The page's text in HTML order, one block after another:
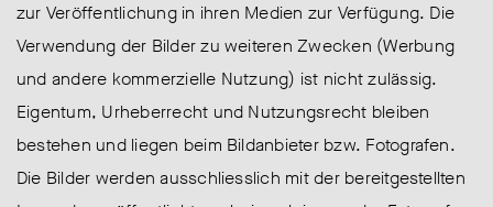
zur Veröffentlichung in ihren Medien zur Verfügung. Die
Verwendung der Bilder zu weiteren Zwecken (Werbung
und andere kommerzielle Nutzung) ist nicht zulässig.
Eigentum, Urheberrecht und Nutzungsrecht bleiben
bestehen und liegen beim Bildanbieter bzw. Fotografen.
Die Bilder werden ausschliesslich mit der bereitgestellten